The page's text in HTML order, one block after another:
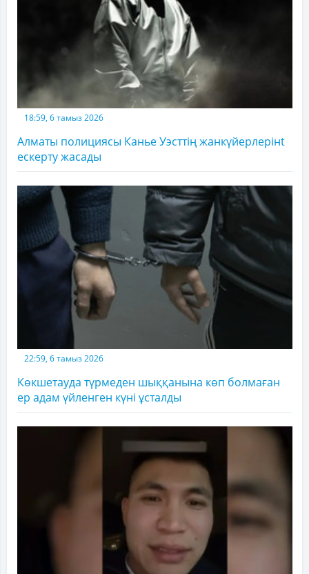
18:59, 6 тамыз 2026
Алматы полициясы Канье Уэсттің жанкүйерлерінt
ескерту жасады
22:59, 6 тамыз 2026
Көкшетауда түрмеден шыққанына көп болмаған
ер адам үйленген күні ұсталды